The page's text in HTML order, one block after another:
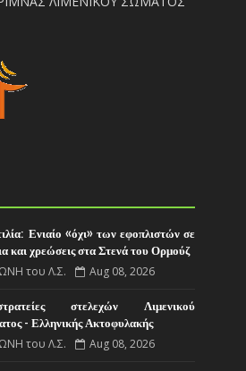
Ενιαίο «όχι» των εφοπλιστών σε
και χρεώσεις στα Στενά του Ορμούζ
του Λ.Σ. Aug 08, 2026
στελεχών Λιμενικού
- Ελληνικής Ακτοφυλακής
του Λ.Σ. Aug 08, 2026